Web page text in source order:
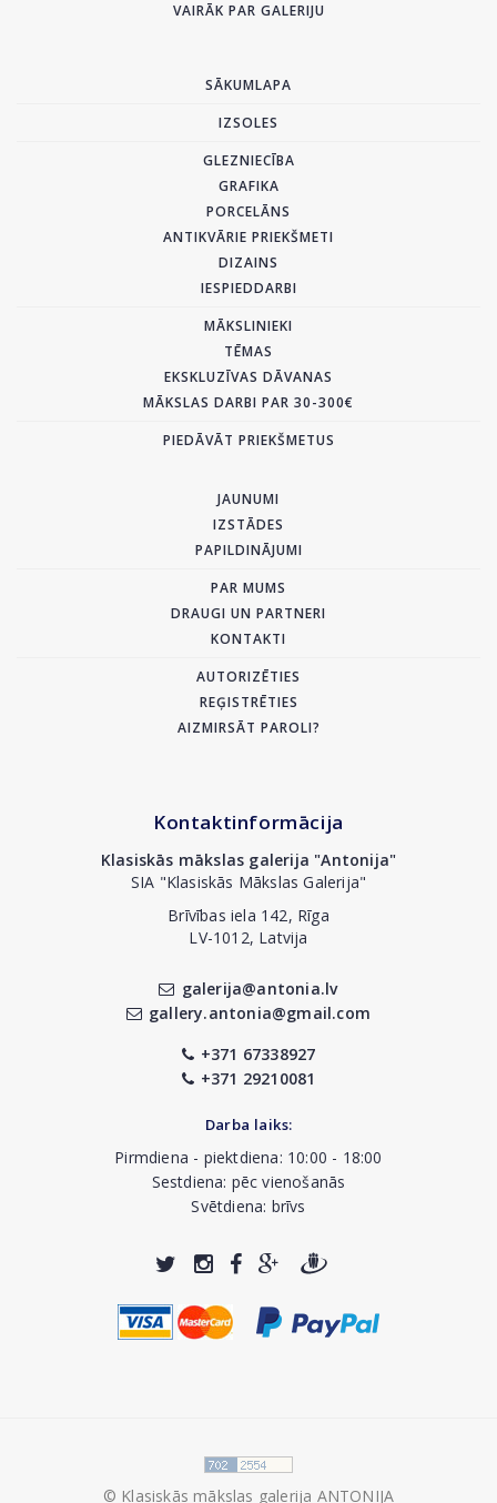
VAIRĀK PAR GALERIJU
SĀKUMLAPA
IZSOLES
GLEZNIECĪBA
GRAFIKA
PORCELĀNS
ANTIKVĀRIE PRIEKŠMETI
DIZAINS
IESPIEDDARBI
MĀKSLINIEKI
TĒMAS
EKSKLUZĪVAS DĀVANAS
MĀKSLAS DARBI PAR 30-300€
PIEDĀVĀT PRIEKŠMETUS
JAUNUMI
IZSTĀDES
PAPILDINĀJUMI
PAR MUMS
DRAUGI UN PARTNERI
KONTAKTI
AUTORIZĒTIES
REĢISTRĒTIES
AIZMIRSĀT PAROLI?
Kontaktinformācija
Klasiskās mākslas galerija "Antonija"
SIA "Klasiskās Mākslas Galerija"
Brīvības iela 142, Rīga
LV-1012, Latvija
galerija@antonia.lv
gallery.antonia@gmail.com
+371 67338927
+371 29210081
Darba laiks:
Pirmdiena - piektdiena: 10:00 - 18:00
Sestdiena: pēc vienošanās
Svētdiena: brīvs
© Klasiskās mākslas galerija ANTONIJA